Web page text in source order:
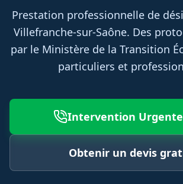
Prestation professionnelle de
Villefranche-sur-Saône. Des
par le Ministère de la Transition
particuliers et
Intervention
Obtenir un devis